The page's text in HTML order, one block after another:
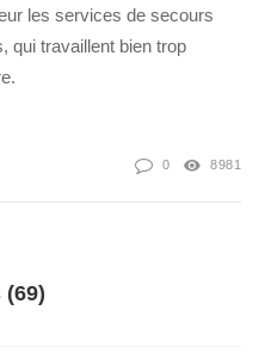
les services de secours
qui travaillent bien trop
0 8981
(69)